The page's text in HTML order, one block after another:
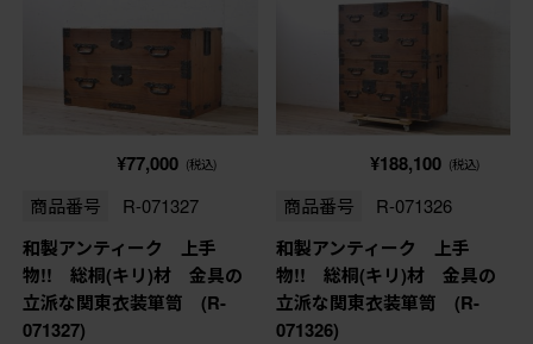
¥77,000 (税込)
商品番号 R-071327
和製アンティーク 上手
物!! 総桐(キリ)材 金具の
立派な関東衣装箪笥 (R-
071327)
¥188,100 (税込)
商品番号 R-071326
和製アンティーク 上手
物!! 総桐(キリ)材 金具の
立派な関東衣装箪笥 (R-
071326)